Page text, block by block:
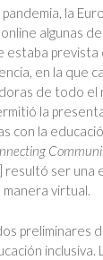
la
algunas
estaba
en la que
de todo el
la
con la
resultó ser una
virtual.
preliminares
inclusiva.